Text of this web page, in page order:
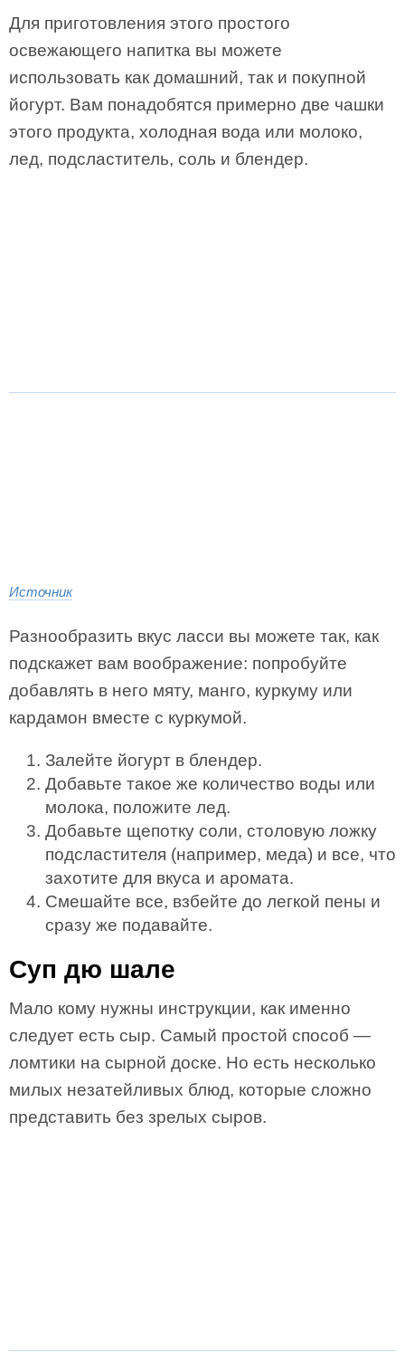
Для приготовления этого простого
освежающего напитка вы можете
использовать как домашний, так и покупной
йогурт. Вам понадобятся примерно две чашки
этого продукта, холодная вода или молоко,
лед, подсластитель, соль и блендер.
Источник
Разнообразить вкус ласси вы можете так, как
подскажет вам воображение: попробуйте
добавлять в него мяту, манго, куркуму или
кардамон вместе с куркумой.
Залейте йогурт в блендер.
Добавьте такое же количество воды или
молока, положите лед.
Добавьте щепотку соли, столовую ложку
подсластителя (например, меда) и все, что
захотите для вкуса и аромата.
Смешайте все, взбейте до легкой пены и
сразу же подавайте.
Суп дю шале
Мало кому нужны инструкции, как именно
следует есть сыр. Самый простой способ —
ломтики на сырной доске. Но есть несколько
милых незатейливых блюд, которые сложно
представить без зрелых сыров.